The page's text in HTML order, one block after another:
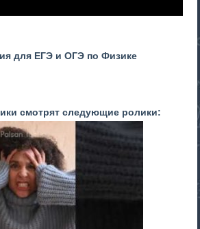
для ЕГЭ и ОГЭ по Физике
смотрят следующие ролики: